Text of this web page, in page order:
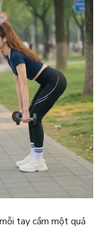
tay cầm một quả